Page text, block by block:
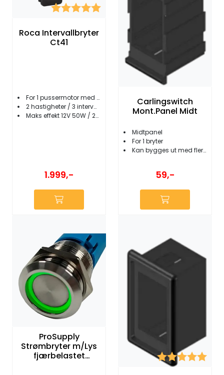
Karakter:
Roca Intervallbryter
Ct41
For 1 pussermotor med selvparkering
2 hastigheter / 3 intervallnivåer
Maks effekt 12V 50W / 24V 70W
1.999,-
Carlingswitch
Mont.Panel Midt
Midtpanel
For 1 bryter
Kan bygges ut med flere paneler
59,-
ProSupply
Strømbryter m/Lys
fjærbelastet
Karakter: